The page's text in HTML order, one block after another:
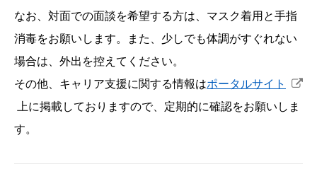
なお、対面での面談を希望する方は、マスク着用と手指
消毒をお願いします。また、少しでも体調がすぐれない
場合は、外出を控えてください。
その他、キャリア支援に関する情報はポータルサイト
上に掲載しておりますので、定期的に確認をお願いしま
す。